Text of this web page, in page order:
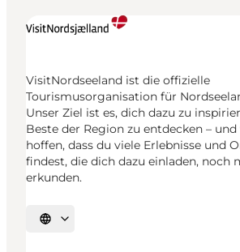
VisitNordseeland ist die offizielle
Tourismusorganisation für
Unser Ziel ist es, dich dazu zu
Beste der Region zu entdecken –
hoffen, dass du viele Erlebnisse und
findest, die dich dazu einladen, noch
erkunden.
Sprache auswählen